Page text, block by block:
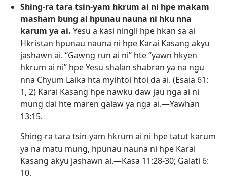
Shing-ra tara tsin-yam hkrum ai ni hpe makam
masham bung ai hpunau nauna ni hku nna
karum ya ai. Yesu a kasi ningli hpe hkan sa ai
Hkristan hpunau nauna ni hpe Karai Kasang akyu
jashawn ai. “Gawng run ai ni” hte “yawn hkyen
hkrum ai ni” hpe Yesu shalan shabran ya na ngu
nna Chyum Laika hta myihtoi htoi da ai. (Esaia 61:​
1, 2) Karai Kasang hpe nawku daw jau nga ai ni
mung dai hte maren galaw ya nga ai.​—Yawhan
13:15.
Shing-ra tara tsin-yam hkrum ai ni hpe tatut karum
ya na matu mung, hpunau nauna ni hpe Karai
Kasang akyu jashawn ai.​—Kasa 11:28-30; Galati 6:​
10.